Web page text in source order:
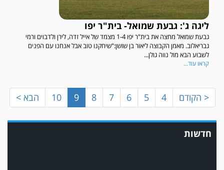
ליגה ג': גבעת שמואל- בית"ר יפו
גבעת שמואל מחצה את בית"ר יפו 1-4 מצמד של אייל זדה, לירן ולדבוים ורמי
גבריאלוב. מאמן הקבוצה ליאור בן שושן:"שיחקנו טוב אבל אנחנו עם הפנים
לשבוע הבא מול נווה גולן...
קראו עוד...
< הקודם 4
5
6
7
8
9
10 הבא >
חדשות
במשחק אימון שהתקיים הבוקר יום ה' ניצחה קרית מלאכי את עירוני אשדוד 5-0.